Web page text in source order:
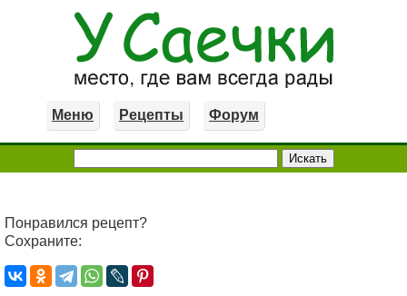
Меню Рецепты Форум
Понравился рецепт?
Сохраните: